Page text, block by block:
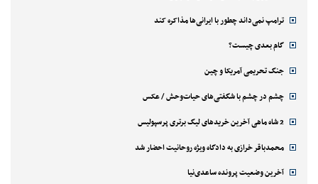
ترامپ نمی‌داند چطور با ایرانی‌ها مذاکره کند
گام بعدی چیست؟
جنگ تحریمی آمریکا و چین
چشم در چشم با شگفتی‌های حیات‌وحش / عکس
2 شاه ماهی آخرین خریدهای لیگ برتری پرسپولیس
محمدباقر خرازی به دادگاه ویژه روحانیت احضار شد
آخرین وضعیت پرونده ساعدی‌نیا